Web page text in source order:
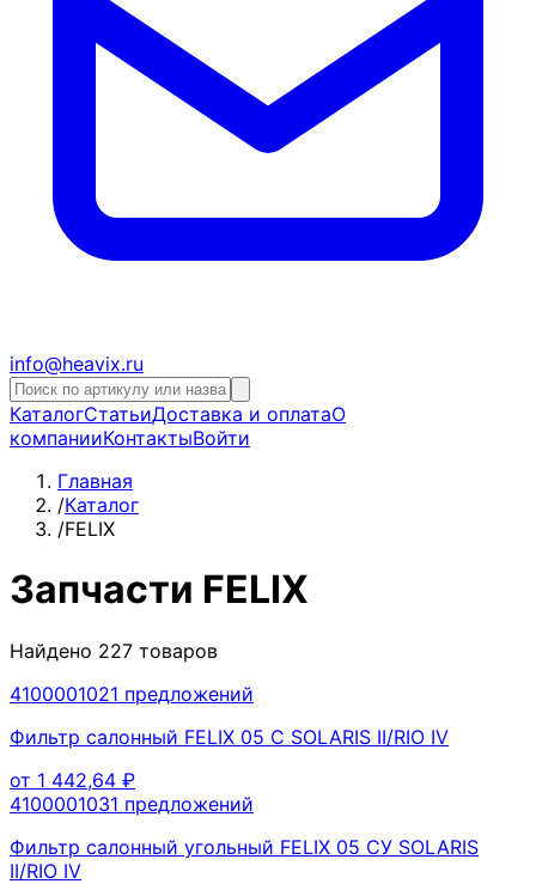
info@heavix.ru
КаталогСтатьиДоставка и оплатаО
компанииКонтактыВойти
Главная
/Каталог
/FELIX
Запчасти FELIX
Найдено 227 товаров
4100001021 предложений
Фильтр салонный FELIX 05 С SOLARIS II/RIO IV
от 1 442,64 ₽
4100001031 предложений
Фильтр салонный угольный FELIX 05 СУ SOLARIS
II/RIO IV